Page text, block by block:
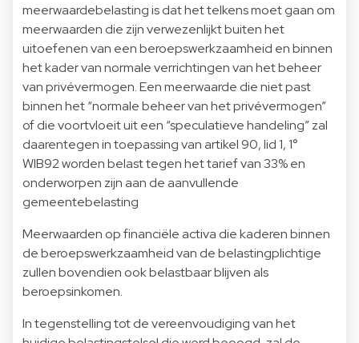
meerwaardebelasting is dat het telkens moet gaan om
meerwaarden die zijn verwezenlijkt buiten het
uitoefenen van een beroepswerkzaamheid en binnen
het kader van normale verrichtingen van het beheer
van privévermogen. Een meerwaarde die niet past
binnen het “normale beheer van het privévermogen”
of die voortvloeit uit een “speculatieve handeling” zal
daarentegen in toepassing van artikel 90, lid 1, 1°
WIB92 worden belast tegen het tarief van 33% en
onderworpen zijn aan de aanvullende
gemeentebelasting
Meerwaarden op financiële activa die kaderen binnen
de beroepswerkzaamheid van de belastingplichtige
zullen bovendien ook belastbaar blijven als
beroepsinkomen.
In tegenstelling tot de vereenvoudiging van het